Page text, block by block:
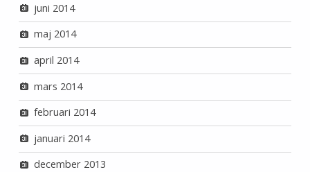
juni 2014
maj 2014
april 2014
mars 2014
februari 2014
januari 2014
december 2013